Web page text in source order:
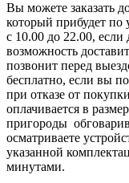
Вы можете заказать
который прибудет по
с 10.00 до 22.00, если
возможность
позвонит перед
бесплатно, если вы
при отказе от
оплачивается в
пригороды
осматриваете
указанной
минутами.